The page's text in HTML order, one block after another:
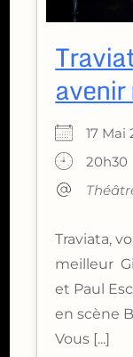
17
20h30
Traviata,
meilleur
et Paul
en scène
Vous [...]